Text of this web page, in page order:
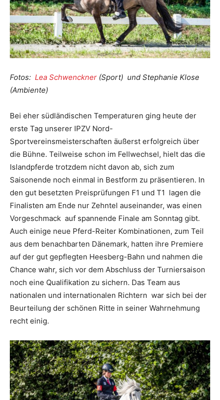
Fotos: Lea Schwenckner (Sport) und Stephanie Klose
(Ambiente)
Bei eher südländischen Temperaturen ging heute der
erste Tag unserer IPZV Nord-
Sportvereinsmeisterschaften äußerst erfolgreich über
die Bühne. Teilweise schon im Fellwechsel, hielt das die
Islandpferde trotzdem nicht davon ab, sich zum
Saisonende noch einmal in Bestform zu präsentieren. In
den gut besetzten Preisprüfungen F1 und T1 lagen die
Finalisten am Ende nur Zehntel auseinander, was einen
Vorgeschmack auf spannende Finale am Sonntag gibt.
Auch einige neue Pferd-Reiter Kombinationen, zum Teil
aus dem benachbarten Dänemark, hatten ihre Premiere
auf der gut gepflegten Heesberg-Bahn und nahmen die
Chance wahr, sich vor dem Abschluss der Turniersaison
noch eine Qualifikation zu sichern. Das Team aus
nationalen und internationalen Richtern war sich bei der
Beurteilung der schönen Ritte in seiner Wahrnehmung
recht einig.